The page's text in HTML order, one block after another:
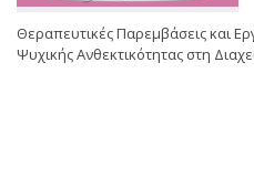
Θεραπευτικές Παρεμβάσεις και
Ψυχικής Ανθεκτικότητας στη